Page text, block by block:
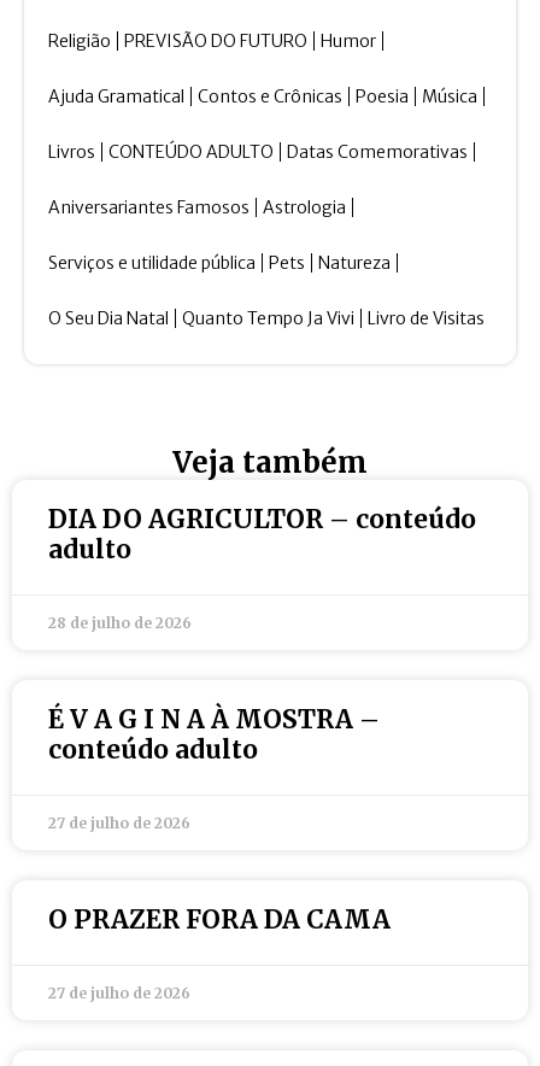
Religião PREVISÃO DO FUTURO Humor
Ajuda Gramatical Contos e Crônicas Poesia Música
Livros CONTEÚDO ADULTO Datas Comemorativas
Aniversariantes Famosos Astrologia
Serviços e utilidade pública Pets Natureza
O Seu Dia Natal Quanto Tempo Ja Vivi Livro de Visitas
Veja também
DIA DO AGRICULTOR – conteúdo
adulto
28 de julho de 2026
É V A G I N A À MOSTRA –
conteúdo adulto
27 de julho de 2026
O PRAZER FORA DA CAMA
27 de julho de 2026